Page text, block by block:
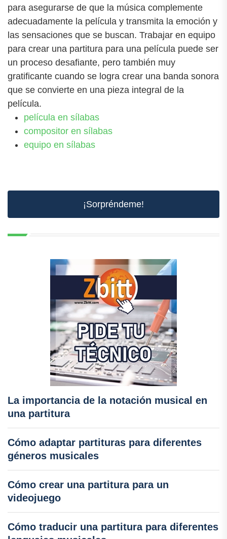
para asegurarse de que la música complemente
adecuadamente la película y transmita la emoción y
las sensaciones que se buscan. Trabajar en equipo
para crear una partitura para una película puede ser
un proceso desafiante, pero también muy
gratificante cuando se logra crear una banda sonora
que se convierte en una pieza integral de la
película.
película en sílabas
compositor en sílabas
equipo en sílabas
¡Sorpréndeme!
La importancia de la notación musical en
una partitura
Cómo adaptar partituras para diferentes
géneros musicales
Cómo crear una partitura para un
videojuego
Cómo traducir una partitura para diferentes